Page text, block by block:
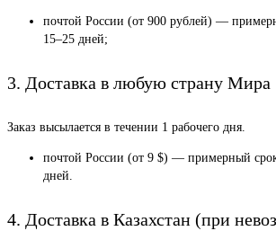
почтой России (от 900 рублей) —
15–25 дней;
3. Доставка в любую страну Мира
Заказ высылается в течении 1 рабочего дня.
почтой России (от 9 $) — примерный
дней.
4. Доставка в Казахстан (при